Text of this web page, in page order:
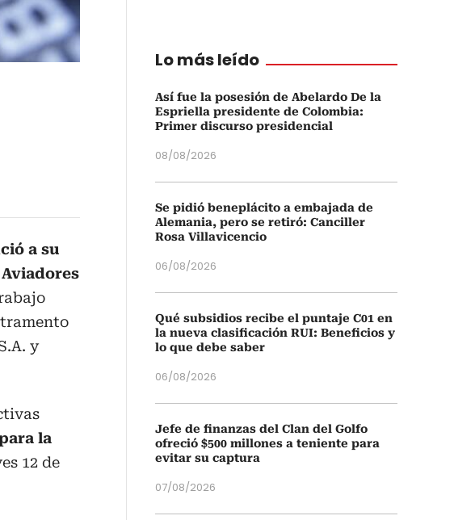
a su
y
la
12 de
Lo más leído
Así fue la posesión de Abelardo De la
Espriella presidente de Colombia:
Primer discurso presidencial
08/08/2026
Se pidió beneplácito a embajada de
Alemania, pero se retiró: Canciller
Rosa Villavicencio
06/08/2026
Qué subsidios recibe el puntaje C01 en
la nueva clasificación RUI: Beneficios y
lo que debe saber
06/08/2026
Jefe de finanzas del Clan del Golfo
ofreció $500 millones a teniente para
evitar su captura
07/08/2026